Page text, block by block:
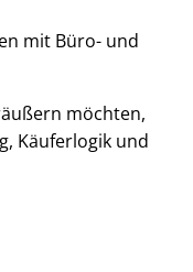
mit Büro- und
möchten,
Käuferlogik und